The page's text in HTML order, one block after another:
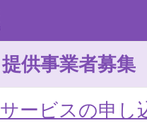
供事業者募集
ービスの申し